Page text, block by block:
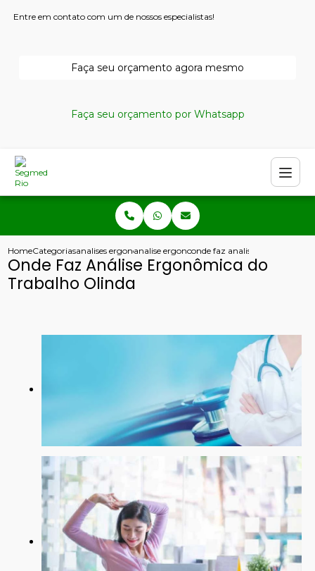
Entre em contato com um de nossos especialistas!
Faça seu orçamento agora mesmo
Faça seu orçamento por Whatsapp
HomeCategoriasanalises ergonomicasanalise ergonomica do trabalho fisioterapia
onde faz analise ergonomica
Onde Faz Análise Ergonômica do
Trabalho Olinda